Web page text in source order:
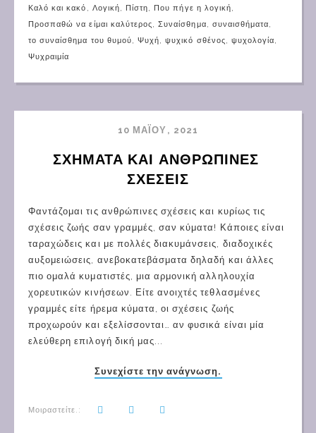
Καλό και κακό , Λογική, Πίστη, Που πήγε η λογική,
Προσπαθώ να είμαι καλύτερος,Συναίσθημα, συναισθήματα,
το συναίσθημα του θυμού,Ψυχή,ψυχικό σθένος, ψυχολογία,
Ψυχραιμία
10 ΜΑΪ́ΟΥ, 2021
ΣΧΗΜΑΤΑ ΚΑΙ ΑΝΘΡΩΠΙΝΕΣ
ΣΧΕΣΕΙΣ
Φαντάζομαι τις ανθρώπινες σχέσεις και κυρίως τις
σχέσεις ζωής σαν γραμμές, σαν κύματα! Κάποιες είναι
ταραχώδεις και με πολλές διακυμάνσεις, διαδοχικές
αυξομειώσεις, ανεβοκατεβάσματα δηλαδή και άλλες
πιο ομαλά κυματιστές, μια αρμονική αλληλουχία
χορευτικών κινήσεων. Είτε ανοιχτές τεθλασμένες
γραμμές είτε ήρεμα κύματα, οι σχέσεις ζωής
προχωρούν και εξελίσσονται… αν φυσικά είναι μία
ελεύθερη επιλογή δική μας...
Συνεχίστε την ανάγνωση.
Μοιραστείτε.: